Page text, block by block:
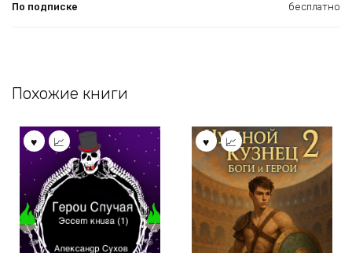
По подписке бесплатно
Похожие книги